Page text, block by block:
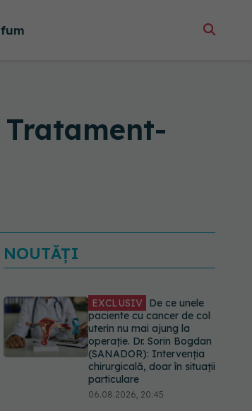
NOUTĂȚI
EXCLUSIV De ce unele
paciente cu cancer de col
uterin nu mai ajung la
operație. Dr. Sorin Bogdan
(SANADOR): Intervenția
chirurgicală, doar în situații
particulare
06.08.2026, 20:45